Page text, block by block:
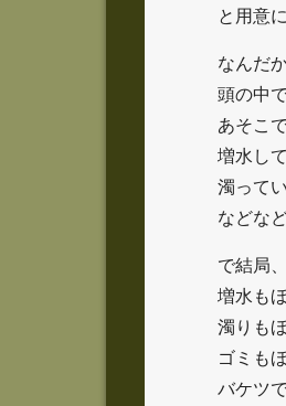
と用意
なんだ
頭の中
あそこ
増水し
濁って
などな
で結局
増水も
濁りも
ゴミも
バケツ